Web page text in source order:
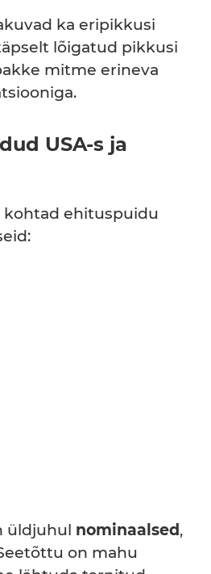
ka eripikkusi
lõigatud pikkusi
mitme erineva
USA-s ja
kohtad ehituspuidu
üldjuhul nominaalsed ,
on mahu